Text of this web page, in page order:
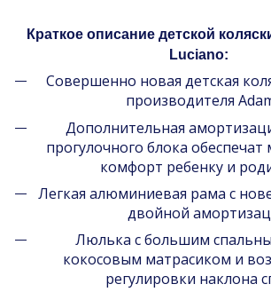
Краткое описание детской
Luciano:
Совершенно новая детская
производителя
Дополнительная
прогулочного блока
комфорт ребенку и
Легкая алюминиевая рама с
двойной
Люлька с большим
кокосовым матрасиком и
регулировки наклона